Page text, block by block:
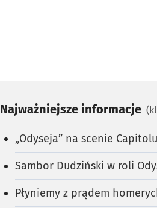
Najważniejsze informacje
„Odyseja” na scenie Capitolu
Sambor Dudziński w roli
Płyniemy z prądem